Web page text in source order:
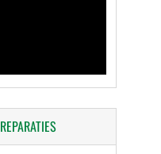
REPARATIES